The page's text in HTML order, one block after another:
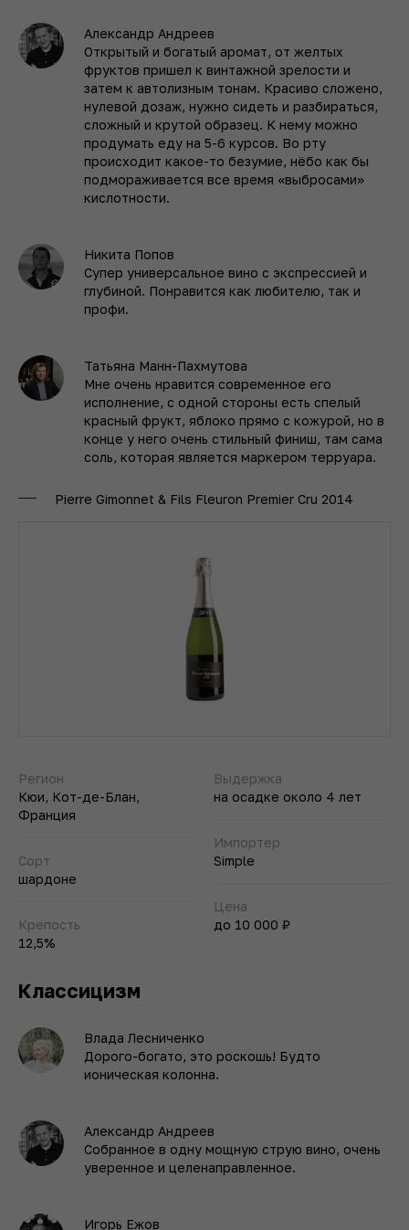
Александр Андреев
Открытый и богатый аромат, от желтых
фруктов пришел к винтажной зрелости и
затем к автолизным тонам. Красиво сложено,
нулевой дозаж, нужно сидеть и разбираться,
сложный и крутой образец. К нему можно
продумать еду на 5-6 курсов. Во рту
происходит какое-то безумие, нёбо как бы
подмораживается все время «выбросами»
кислотности.
Никита Попов
Супер универсальное вино с экспрессией и
глубиной. Понравится как любителю, так и
профи.
Татьяна Манн-Пахмутова
Мне очень нравится современное его
исполнение, с одной стороны есть спелый
красный фрукт, яблоко прямо с кожурой, но в
конце у него очень стильный финиш, там сама
соль, которая является маркером терруара.
Pierre Gimonnet & Fils Fleuron Premier Cru 2014
Регион
Кюи, Кот-де-Блан,
Франция
Сорт
шардоне
Крепость
12,5%
Выдержка
на осадке около 4 лет
Импортер
Simple
Цена
до 10 000 ₽
Классицизм
Влада Лесниченко
Дорого-богато, это роскошь! Будто
ионическая колонна.
Александр Андреев
Собранное в одну мощную струю вино, очень
уверенное и целенаправленное.
Игорь Ежов